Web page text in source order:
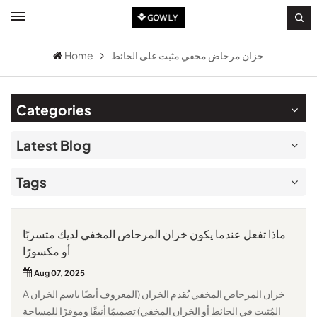
Home خزان مرحاض مخفي مثبت على الحائط
Categories
Latest Blog
Tags
ماذا تفعل عندما يكون خزان المرحاض المخفي لديك متسربًا
أو مكسورًا
Aug 07, 2025
A خزان المرحاض المخفي يُقدم الخزان (المعروف أيضًا باسم الخزان
المُثبت في الحائط أو الخزان المخفي) تصميمًا أنيقًا وموفرًا للمساحة